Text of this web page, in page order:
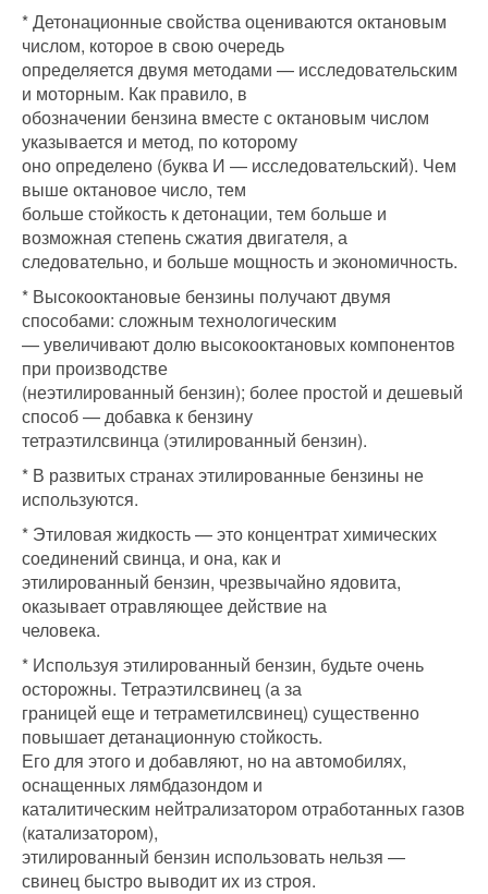
* Детонационные свойства оцениваются октановым
числом, которое в свою очередь
определяется двумя методами — исследовательским
и моторным. Как правило, в
обозначении бензина вместе с октановым числом
указывается и метод, по которому
оно определено (буква И — исследовательский). Чем
выше октановое число, тем
больше стойкость к детонации, тем больше и
возможная степень сжатия двигателя, а
следовательно, и больше мощность и экономичность.
* Высокооктановые бензины получают двумя
способами: сложным технологическим
— увеличивают долю высокооктановых компонентов
при производстве
(неэтилированный бензин); более простой и дешевый
способ — добавка к бензину
тетраэтилсвинца (этилированный бензин).
* В развитых странах этилированные бензины не
используются.
* Этиловая жидкость — это концентрат химических
соединений свинца, и она, как и
этилированный бензин, чрезвычайно ядовита,
оказывает отравляющее действие на
человека.
* Используя этилированный бензин, будьте очень
осторожны. Тетраэтилсвинец (а за
границей еще и тетраметилсвинец) существенно
повышает детанационную стойкость.
Его для этого и добавляют, но на автомобилях,
оснащенных лямбдазондом и
каталитическим нейтрализатором отработанных газов
(катализатором),
этилированный бензин использовать нельзя —
свинец быстро выводит их из строя.